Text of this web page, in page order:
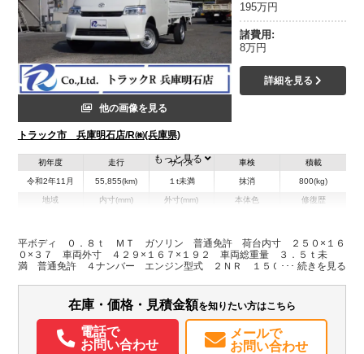
他の画像を見る
トラック市 兵庫明石店/R㈱(兵庫県)
195万円
諸費用:
8万円
詳細を見る
初年度
令和2年11月
走行
55,855(km)
サイズ
１t未満
車検
抹消
積載
800(kg)
地域 内寸(mm)
H:370
外寸(mm)
H:1,920
本体色 修復歴
装備情報
もっと見る
平ボディ ０．８ｔ ＭＴ ガソリン 普通免許 荷台内寸 ２５０×１６
０×３７ 車両外寸 ４２９×１６７×１９２ 車両総重量 ３．５ｔ未
満 普通免許 ４ナンバー エンジン型式 ２ＮＲ １５００ｃｃ 保証
在庫・価格・見積金額を知りたい方はこちら
電話で
お問い合わせ
メールで
お問い合わせ